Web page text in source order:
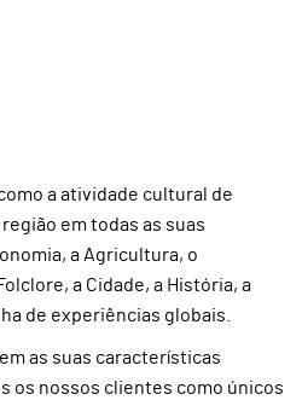
a atividade cultural de
em todas as suas
a Agricultura, o
a Cidade, a História, a
de experiências globais.
as suas características
os nossos clientes como únicos